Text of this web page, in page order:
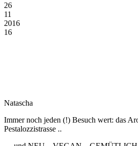
26
11
2016
16
Natascha
Immer noch jeden (!) Besuch wert: das
Pestalozzistrasse ..